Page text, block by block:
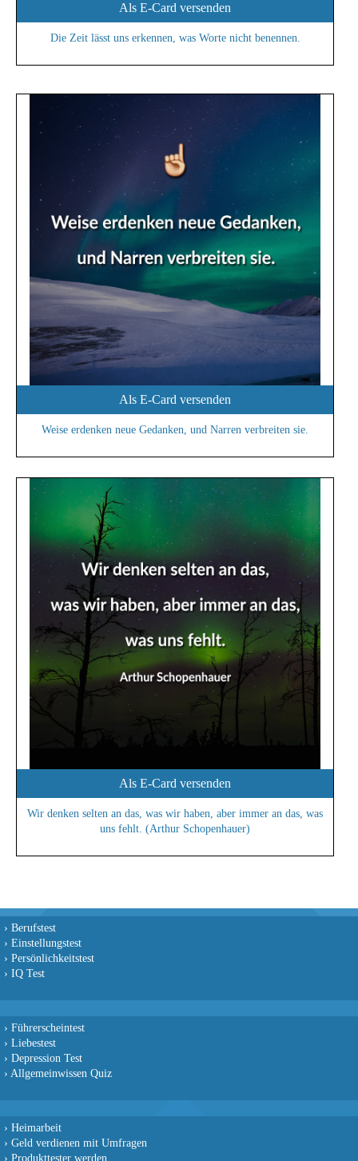
Als E-Card versenden
Die Zeit lässt uns erkennen, was Worte nicht benennen.
Als E-Card versenden
Weise erdenken neue Gedanken, und Narren verbreiten sie.
Als E-Card versenden
Wir denken selten an das, was wir haben, aber immer an das, was
uns fehlt. (Arthur Schopenhauer)
› Berufstest
› Einstellungstest
› Persönlichkeitstest
› IQ Test
› Führerscheintest
› Liebestest
› Depression Test
› Allgemeinwissen Quiz
› Heimarbeit
› Geld verdienen mit Umfragen
› Produkttester werden